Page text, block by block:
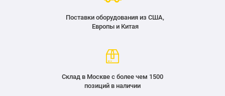
Поставки оборудования из США,
Европы и Китая
Склад в Москве с более чем 1500
позиций в наличии